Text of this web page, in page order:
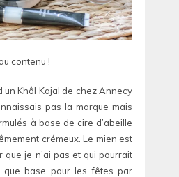
contenu !
un Khôl Kajal de chez Annecy
pas la marque mais
à base de cire d’abeille
crémeux. Le mien est
que je n’ai pas et qui pourrait
que base pour les fêtes par